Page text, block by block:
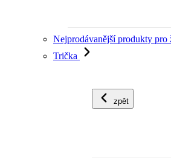
Nejprodávanější produkty pro
Trička
zpět